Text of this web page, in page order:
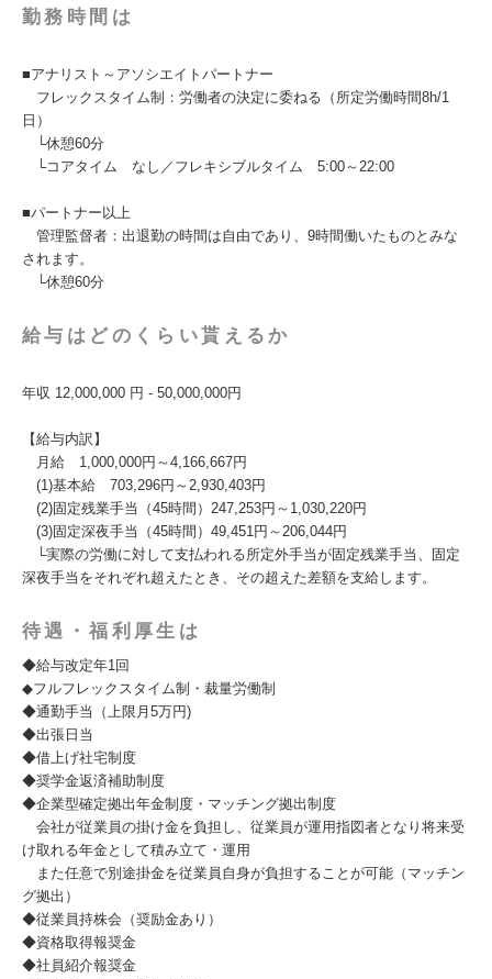
勤務時間は
■アナリスト～アソシエイトパートナー
フレックスタイム制：労働者の決定に委ねる（所定労働時間8h/1
日）
└休憩60分
└コアタイム なし／フレキシブルタイム 5:00～22:00
■パートナー以上
管理監督者：出退勤の時間は自由であり、9時間働いたものとみな
されます。
└休憩60分
給与はどのくらい貰えるか
年収 12,000,000 円 - 50,000,000円
【給与内訳】
月給 1,000,000円～4,166,667円
(1)基本給 703,296円～2,930,403円
(2)固定残業手当（45時間）247,253円～1,030,220円
(3)固定深夜手当（45時間）49,451円～206,044円
└実際の労働に対して支払われる所定外手当が固定残業手当、固定
深夜手当をそれぞれ超えたとき、その超えた差額を支給します。
待遇・福利厚生は
◆給与改定年1回
◆フルフレックスタイム制・裁量労働制
◆通勤手当（上限月5万円)
◆出張日当
◆借上げ社宅制度
◆奨学金返済補助制度
◆企業型確定拠出年金制度・マッチング拠出制度
会社が従業員の掛け金を負担し、従業員が運用指図者となり将来受
け取れる年金として積み立て・運用
また任意で別途掛金を従業員自身が負担することが可能（マッチン
グ拠出）
◆従業員持株会（奨励金あり）
◆資格取得報奨金
◆社員紹介報奨金